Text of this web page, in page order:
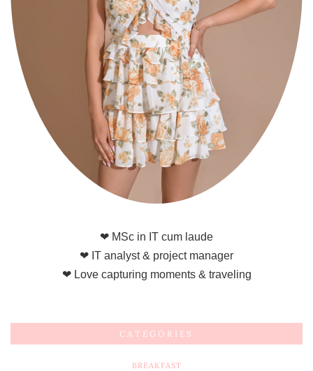
❤ MSc in IT cum laude
❤ IT analyst & project manager
❤ Love capturing moments & traveling
CATEGORIES
BREAKFAST